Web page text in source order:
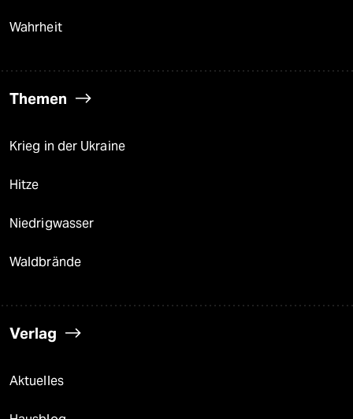
Wahrheit
Themen
Krieg in der Ukraine
Hitze
Niedrigwasser
Waldbrände
Verlag
Aktuelles